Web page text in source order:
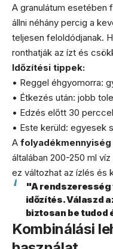
A granulátum esetében
állni néhány percig a
teljesen feloldódjanak.
ronthatják az ízt és
Időzítési tippek:
• Reggel éhgyomorra:
• Étkezés után: jobb
• Edzés előtt 30
• Este kerüld: egyesek
A folyadékmennyiség
általában 200-250 ml
ez változhat az ízlés és
"A
időzítés. Válaszd
biztosan be tudod
Kombinálási